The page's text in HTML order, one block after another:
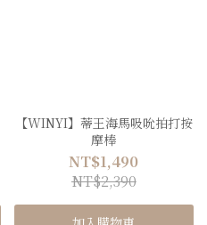
【WINYI】蒂王海馬吸吮拍打按
摩棒
NT$1,490
NT$2,390